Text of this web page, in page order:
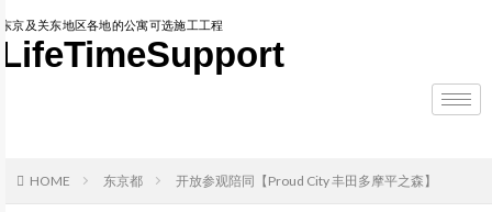
东京及关东地区各地的公寓可选施工工程
LifeTimeSupport
HOME 东京都 开放参观陪同【Proud City 丰田多摩平之森】